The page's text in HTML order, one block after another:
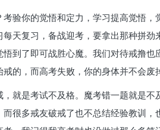
验你的觉悟和定力，学习提高觉悟，
天复习，备战迎考，要拿出那种拼劲
到了即可战胜心魔。我们对待戒撸
的，而高考失败，你的身体并不会废
就是考试不及格。魔考错一题就是
很多戒友破戒了也不总结经验教训